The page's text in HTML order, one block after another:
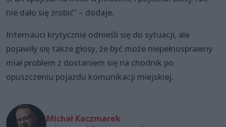
nie dało się zrobić” – dodaje.
Internauci krytycznie odnieśli się do sytuacji, ale
pojawiły się także głosy, że być może niepełnosprawny
miał problem z dostaniem się na chodnik po
opuszczeniu pojazdu komunikacji miejskiej.
Michał Kaczmarek